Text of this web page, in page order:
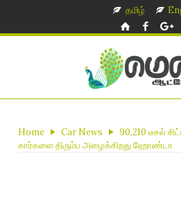
தமிழ்
Home Car News
90,210 டீசல்
கார்களை திரும்ப அழைக்கிறது ஹோண்டா